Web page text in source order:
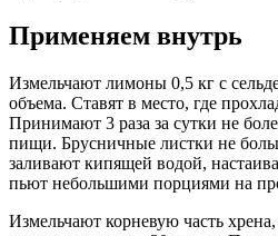
Применяем внутрь
Измельчают лимоны 0,5 кг с
объема. Ставят в место, где
Принимают 3 раза за сутки не
пищи. Брусничные листки не
заливают кипящей водой,
пьют небольшими порциями на
Измельчают корневую часть